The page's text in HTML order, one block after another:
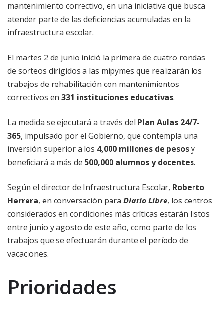
mantenimiento correctivo, en una iniciativa que busca
atender parte de las deficiencias acumuladas en la
infraestructura escolar.
El martes 2 de junio inició la primera de cuatro rondas
de sorteos dirigidos a las mipymes que realizarán los
trabajos de rehabilitación con mantenimientos
correctivos en 331 instituciones educativas.
La medida se ejecutará a través del Plan Aulas 24/7-
365, impulsado por el Gobierno, que contempla una
inversión superior a los 4,000 millones de pesosy
beneficiará a más de 500,000 alumnos y docentes.
Según el director de Infraestructura Escolar, Roberto
Herrera, en conversación para Diario Libre, los centros
considerados en condiciones más críticas estarán listos
entre junio y agosto de este año, como parte de los
trabajos que se efectuarán durante el período de
vacaciones.
Prioridades